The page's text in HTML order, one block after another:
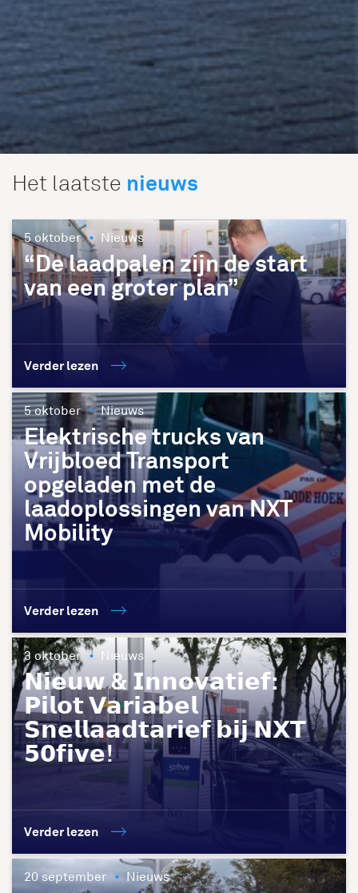
Het laatste nieuws
5 oktober Nieuws
“De laadpalen zijn de start
van een groter plan”
Verder lezen
5 oktober Nieuws
Elektrische trucks van
Vrijbloed Transport
opgeladen met de
laadoplossingen van NXT
Mobility
Verder lezen
3 oktober Nieuws
𝗡𝗶𝗲𝘂𝘄 & 𝗜𝗻𝗻𝗼𝘃𝗮𝘁𝗶𝗲𝗳:
𝗣𝗶𝗹𝗼𝘁 𝗩𝗮𝗿𝗶𝗮𝗯𝗲𝗹
𝗦𝗻𝗲𝗹𝗹𝗮𝗮𝗱𝘁𝗮𝗿𝗶𝗲𝗳 𝗯𝗶𝗷 𝗡𝗫𝗧
𝟱𝟬𝗳𝗶𝘃𝗲!
Verder lezen
20 september Nieuws